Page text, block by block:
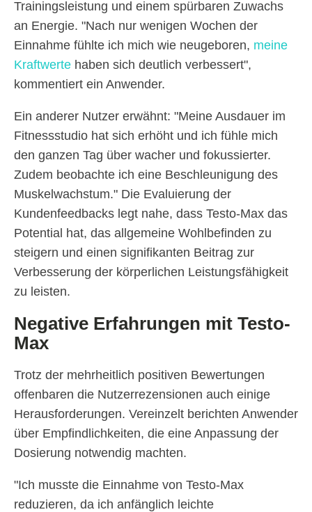
Trainingsleistung und einem spürbaren Zuwachs
an Energie. "Nach nur wenigen Wochen der
Einnahme fühlte ich mich wie neugeboren, meine
Kraftwerte haben sich deutlich verbessert",
kommentiert ein Anwender.
Ein anderer Nutzer erwähnt: "Meine Ausdauer im
Fitnessstudio hat sich erhöht und ich fühle mich
den ganzen Tag über wacher und fokussierter.
Zudem beobachte ich eine Beschleunigung des
Muskelwachstum." Die Evaluierung der
Kundenfeedbacks legt nahe, dass Testo-Max das
Potential hat, das allgemeine Wohlbefinden zu
steigern und einen signifikanten Beitrag zur
Verbesserung der körperlichen Leistungsfähigkeit
zu leisten.
Negative Erfahrungen mit Testo-
Max
Trotz der mehrheitlich positiven Bewertungen
offenbaren die Nutzerrezensionen auch einige
Herausforderungen. Vereinzelt berichten Anwender
über Empfindlichkeiten, die eine Anpassung der
Dosierung notwendig machten.
"Ich musste die Einnahme von Testo-Max
reduzieren, da ich anfänglich leichte